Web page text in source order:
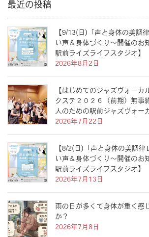
最近の投稿
【9/13(日)「声と身体の美調
い声＆身体づくり〜開催のお
駅前ライズライフスタジオ】
2026年8月2日
【はじめてのジャズヴォーカ
クステ２０２６（前期）無事
人のための駅前ジャズヴォー
2026年7月22日
【8/2(日)「声と身体の美調律
い声＆身体づくり〜開催のお
駅前ライズライフスタジオ】
2026年7月13日
雨の日が多くて身体が重く感
か？
2026年7月8日